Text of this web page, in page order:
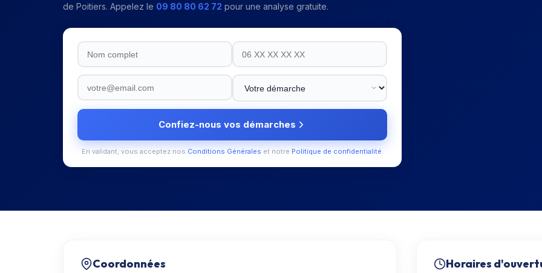
de Poitiers. Appelez le 09 80 80 62 72 pour une analyse gratuite.
Confiez-nous vos démarches
En validant, vous acceptez nos Conditions Générales et notre Politique de confidentialité.
Coordonnées Horaires